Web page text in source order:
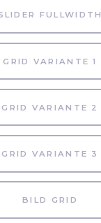
FULLWIDTH
GRID VARIANTE 1
GRID VARIANTE 2
GRID VARIANTE 3
BILD GRID